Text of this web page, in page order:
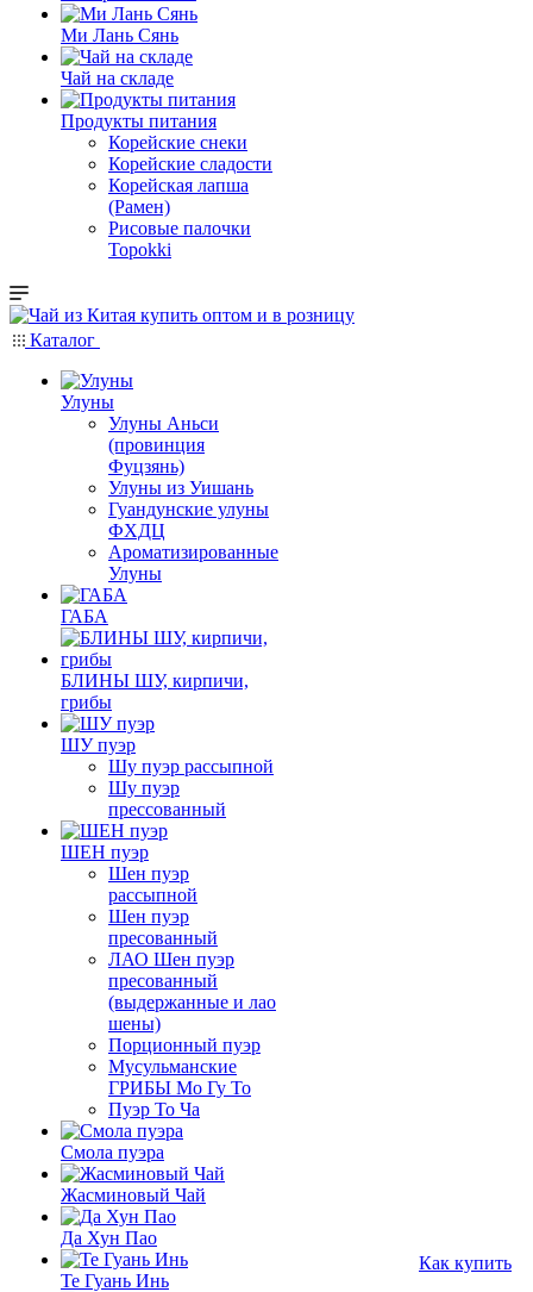
Ми Лань Сянь
Чай на складе
Продукты питания
Корейские снеки
Корейские сладости
Корейская лапша
(Рамен)
Рисовые палочки
Topokki
Каталог
Улуны
Улуны Аньси
(провинция
Фуцзянь)
Улуны из Уишань
Гуандунские улуны
ФХДЦ
Ароматизированные
Улуны
ГАБА
БЛИНЫ ШУ, кирпичи,
грибы
ШУ пуэр
Шу пуэр рассыпной
Шу пуэр
прессованный
ШЕН пуэр
Шен пуэр
рассыпной
Шен пуэр
пресованный
ЛАО Шен пуэр
пресованный
(выдержанные и лао
шены)
Порционный пуэр
Мусульманские
ГРИБЫ Мо Гу То
Пуэр То Ча
Смола пуэра
Жасминовый Чай
Да Хун Пао
Те Гуань Инь
Как купить